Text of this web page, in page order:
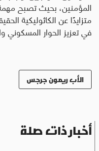
المؤمنين، بحيث تصبح مهمة
متزايدًا عن الكاثوليكية
في تعزيز الحوار المسكوني
الأب ريمون جرجس
أخبار ذات صلة